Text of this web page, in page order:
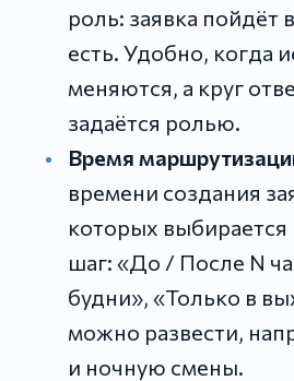
роль: заявка пойдёт
есть. Удобно, когда
меняются, а круг
задаётся ролью.
Время
времени создания
которых выбирается
шаг: «До / После N
будни», «Только в
можно развести,
и ночную смены.